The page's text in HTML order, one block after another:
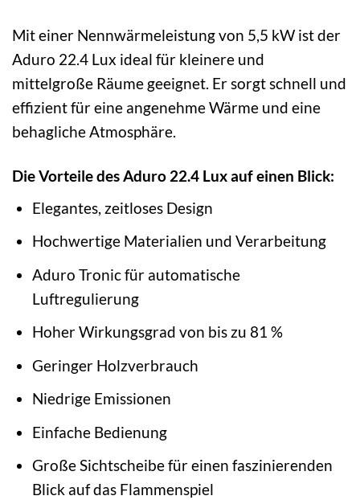
Mit einer Nennwärmeleistung von 5,5 kW ist der
Aduro 22.4 Lux ideal für kleinere und
mittelgroße Räume geeignet. Er sorgt schnell und
effizient für eine angenehme Wärme und eine
behagliche Atmosphäre.
Die Vorteile des Aduro 22.4 Lux auf einen Blick:
Elegantes, zeitloses Design
Hochwertige Materialien und Verarbeitung
Aduro Tronic für automatische
Luftregulierung
Hoher Wirkungsgrad von bis zu 81 %
Geringer Holzverbrauch
Niedrige Emissionen
Einfache Bedienung
Große Sichtscheibe für einen faszinierenden
Blick auf das Flammenspiel